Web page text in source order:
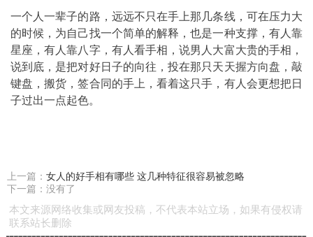
一个人一辈子的路，远远不只在手上那几条线，可在压力大
的时候，为自己找一个简单的解释，也是一种支撑，有人靠
星座，有人靠八字，有人看手相，说男人大富大贵的手相，
说到底，是把对好日子的向往，投在那只天天握方向盘，敲
键盘，搬货，签合同的手上，看着这只手，有人会更想把日
子过出一点起色。
上一篇： 女人的好手相有哪些 这几种特征很容易被忽略
下一篇：没有了
本文来源网络收集或网友投稿，不代表本站立场，如果有侵权请
联系站长删除